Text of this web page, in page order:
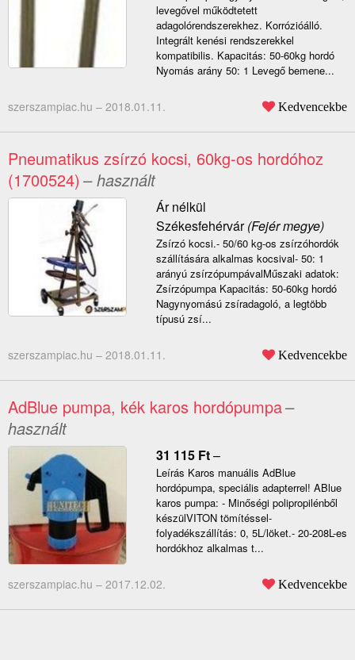
levegővel működtetett
adagolórendszerekhez. Korrózióálló.
Integrált kenési rendszerekkel
kompatibilis. Kapacitás: 50-60kg hordó
Nyomás arány 50: 1 Levegő bemene...
szerszampiac.hu – 2018.01.11. Kedvencekbe
Pneumatikus zsírzó kocsi, 60kg-os hordóhoz
(1700524) – használt
Ár nélkül
Székesfehérvár(Fejér megye)
Zsírzó kocsi.- 50/60 kg-os zsírzóhordók
szállítására alkalmas kocsival- 50: 1
arányú zsírzópumpávalMűszaki adatok:
Zsírzópumpa Kapacitás: 50-60kg hordó
Nagynyomású zsíradagoló, a legtöbb
típusú zsí...
szerszampiac.hu – 2018.01.11. Kedvencekbe
AdBlue pumpa, kék karos hordópumpa–
használt
31 115 Ft–
Leírás Karos manuális AdBlue
hordópumpa, speciális adapterrel! ABlue
karos pumpa: - Minőségi polipropilénből
készülVITON tömítéssel-
folyadékszállítás: 0, 5L/löket.- 20-208L-es
hordókhoz alkalmas t...
szerszampiac.hu – 2017.12.02. Kedvencekbe